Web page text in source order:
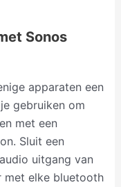
Sonos
apparaten een
gebruiken om
met een
Sluit een
uitgang van
met elke bluetooth